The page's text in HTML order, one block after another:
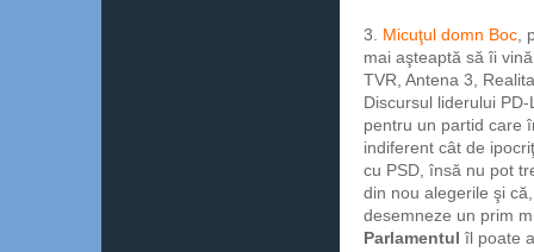
3. Micuţul domn Boc
mai aşteaptă să îi
TVR, Antena 3,
Discursul liderului
pentru un partid care
indiferent cât de
cu PSD, însă nu pot
din nou alegerile şi
desemneze un prim
Parlamentul îl poate